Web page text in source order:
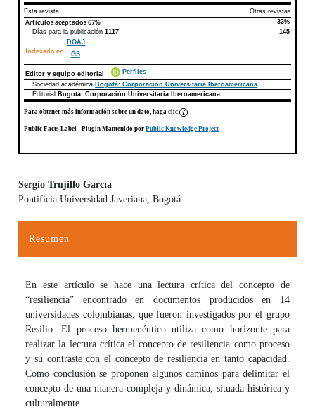
Esta revista
Otras revistas
Artículos aceptados67%
33%
Días para la publicación1117 145
Indexado en
DOAJ
GS
Editor y equipo editorial
Perfiles
Sociedad académica Bogotá: Corporación Universitaria Iberoamericana
Editorial
Bogotá: Corporación Universitaria Iberoamericana
Para obtener más información sobre un dato, haga clic
Public Facts Label - Plugin Mantenido porPublic Knowledge Project
Contenido principal del artículo
Sergio Trujillo García
Pontificia Universidad Javeriana, Bogotá
Resumen
En este artículo se hace una lectura crítica del concepto de
“resiliencia” encontrado en documentos producidos en 14
universidades colombianas, que fueron investigados por el grupo
Resilio. El proceso hermenéutico utiliza como horizonte para
realizar la lectura crítica el concepto de resiliencia como proceso
y su contraste con el concepto de resiliencia en tanto capacidad.
Como conclusión se proponen algunos caminos para delimitar el
concepto de una manera compleja y dinámica, situada histórica y
culturalmente.